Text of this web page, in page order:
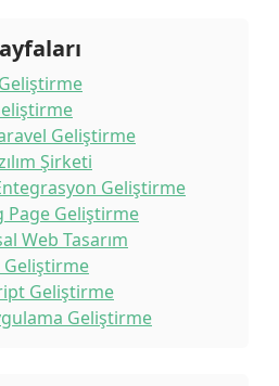
Geliştirme
Şirketi
Geliştirme
Page Geliştirme
Web Tasarım
Geliştirme
Geliştirme
Geliştirme